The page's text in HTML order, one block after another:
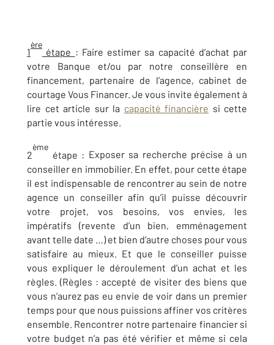
1
ère
étape : Faire estimer sa capacité d’achat par
votre Banque et/ou par notre conseillère en
financement, partenaire de l’agence, cabinet de
courtage Vous Financer. Je vous invite également à
lire cet article sur la capacité financière si cette
partie vous intéresse.
2
ème
étape : Exposer sa recherche précise à un
conseiller en immobilier. En effet, pour cette étape
il est indispensable de rencontrer au sein de notre
agence un conseiller afin qu’il puisse découvrir
votre projet, vos besoins, vos envies, les
impératifs (revente d’un bien, emménagement
avant telle date …) et bien d’autre choses pour vous
satisfaire au mieux. Et que le conseiller puisse
vous expliquer le déroulement d’un achat et les
règles. (Règles : accepté de visiter des biens que
vous n’aurez pas eu envie de voir dans un premier
temps pour que nous puissions affiner vos critères
ensemble. Rencontrer notre partenaire financier si
votre budget n’a pas été vérifier et même si cela